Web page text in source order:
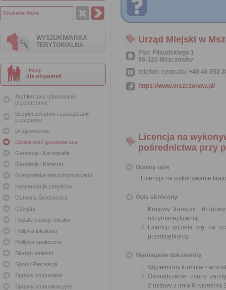
WYSZUKIWARKA
TERYTORIALNA
Usługi
dla obywateli
Architektura i planowanie
przestrzenne
Bezpieczeństwo i zarządzanie
kryzysowe
Drogownictwo
Działalność gospodarcza
Geodezja i Kartografia
Geodezja i Kataster
Gospodarka nieruchomościami
Konserwacja zabytków
Ochrona Środowiska
Oświata
Podatki i opłaty lokalne
Polityka lokalowa
Polityka społeczna
Skargi i wnioski
Sport i Rekreacja
Sprawy komunalne
Sprawy komunikacyjne
Urząd Miejski w
Plac Piłsudskiego 1
96-320 Mszczonów
telefon: centrala: +48 46 858
https://www.mszczonow.pl/
Licencja na
pośrednictwa przy
Ogólny opis
Licencja na wykonywanie
Opis skrócony
Krajowy transport
otrzymanej licencji.
Licencji udziela się na
przedsiębiorcy.
Wymagane dokumenty
Wypełniony formularz
Oświadczenie osoby
2 ustawy z dnia 6 września